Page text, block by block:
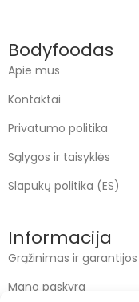
Bodyfoodas
Apie mus
Kontaktai
Privatumo politika
Sąlygos ir taisyklės
Slapukų politika (ES)
Informacija
Grąžinimas ir garantijos
Mano paskyra